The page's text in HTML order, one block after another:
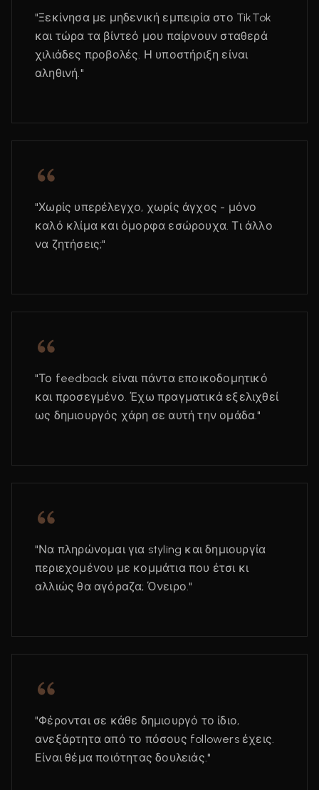
"Ξεκίνησα με μηδενική εμπειρία στο TikTok
και τώρα τα βίντεό μου παίρνουν σταθερά
χιλιάδες προβολές. Η υποστήριξη είναι
αληθινή."
"Χωρίς υπερέλεγχο, χωρίς άγχος - μόνο
καλό κλίμα και όμορφα εσώρουχα. Τι άλλο
να ζητήσεις;"
"Το feedback είναι πάντα εποικοδομητικό
και προσεγμένο. Έχω πραγματικά εξελιχθεί
ως δημιουργός χάρη σε αυτή την ομάδα."
"Να πληρώνομαι για styling και δημιουργία
περιεχομένου με κομμάτια που έτσι κι
αλλιώς θα αγόραζα; Όνειρο."
"Φέρονται σε κάθε δημιουργό το ίδιο,
ανεξάρτητα από το πόσους followers έχεις.
Είναι θέμα ποιότητας δουλειάς."